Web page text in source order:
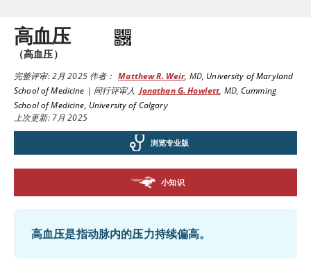
高血压
（高血压）
完整评审:2月 2025作者： Matthew R. Weir, MD, University of Maryland
School of Medicine | 同行评审人 Jonathan G. Howlett, MD,Cumming
School of Medicine, University of Calgary
上次更新: 7月 2025
浏览专业版
小知识
高血压是指动脉内的压力持续偏高。